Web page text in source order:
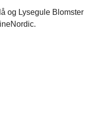
og Lysegule Blomster